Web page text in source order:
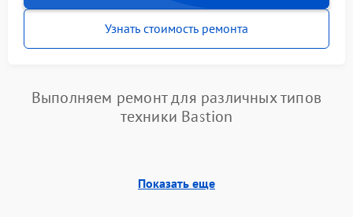
Узнать стоимость ремонта
Выполняем ремонт для различных типов
техники Bastion
Показать еще